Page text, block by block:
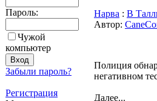
Пароль:
Чужой
компьютер
Забыли пароль?
Регистрация
Нарва : В
Автор:
Полиция
негативном
Далее...